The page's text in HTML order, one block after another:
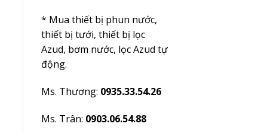
* Mua thiết bị phun nước,
thiết bị tưới, thiết bị lọc
Azud, bơm nước, lọc Azud tự
động.
Ms. Thương: 0935.33.54.26
Ms. Trân: 0903.06.54.88